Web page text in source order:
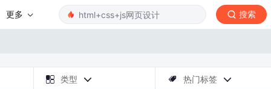
更多 搜索
 类型   热门标签 